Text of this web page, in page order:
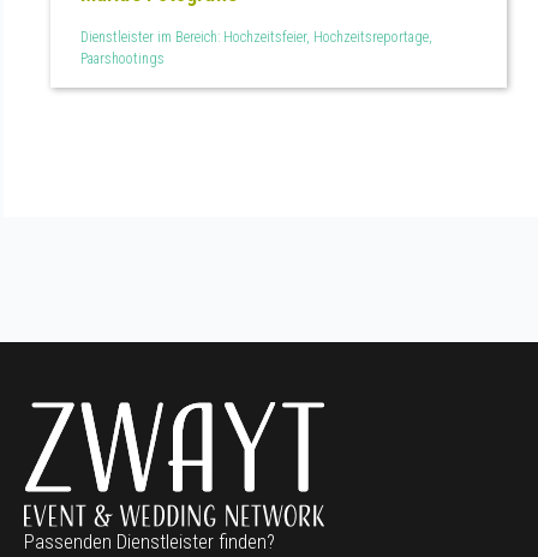
Dienstleister im Bereich: Hochzeitsfeier, Hochzeitsreportage,
Paarshootings
Passenden Dienstleister finden?